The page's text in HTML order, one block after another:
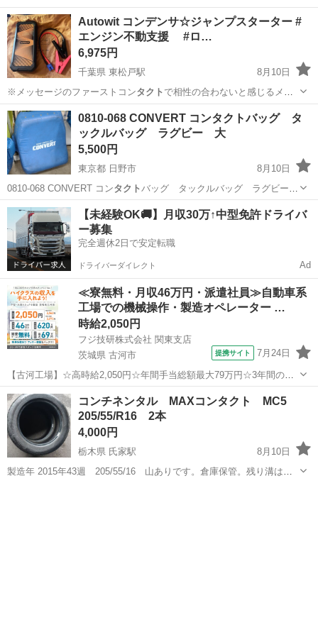
す。2026-8が期限です。 8／10終日、8/12 11時から15時の間 8/14終
日 であればお渡し可能です。別日でも相談ください。 取引場所はセ
ブンイレブン清...
静岡 静岡市 狐ヶ崎駅 その他 期限
Autowit コンデンサ☆ジャンプスターター #
エンジン不動支援 #ロ…
6,975円
千葉県 東松戸駅
8月10日
※メッセージのファーストコンタクト で相性の合わないと感じるメッ
セージは、…
千葉 松戸市 メンテナンス用品
0810-068 CONVERT コンタクトバッグ タ
ックルバッグ ラグビー 大
5,500円
東京都 日野市
8月10日
0810-068 CONVERT コンタクト バッグ タックルバッグ ラグビー
大 …
東京 日野市 その他 CONVERT
【未経験OK🚚】月収30万↑中型免許ドライバ
ー募集
完全週休2日で安定転職
ドライバーダイレクト Ad
≪寮無料・月収46万円・派遣社員≫自動車系
工場での機械操作・製造オペレーター …
時給2,050円
フジ技研株式会社 関東支店
茨城県 古河市
提携サイト 7月24日
【古河工場】☆高時給2,050円☆年間手当総額最大79万円☆3年間の手
当総額169万円☆年収630万円可☆寮費無料☆大手トラックメーカーで
の組立組付のお仕事☆自動車業界経験者積極採用中！！【20代でも年
収500万円が目指せる...
茨城 古河市 その他
コンチネンタル MAXコンタクト MC5
205/55/R16 2本
4,000円
栃木県 氏家駅
8月10日
製造年 2015年43週 205/55/16 山ありです。倉庫保管。残り溝は写